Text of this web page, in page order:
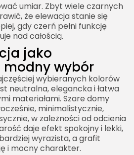
umiar. Zbyt wiele czarnych
że elewacja stanie się
gdy czerń pełni funkcję
nad całością.
jako
modny wybór
wybieranych kolorów
neutralna, elegancka i łatwa
materiałami. Szare domy
minimalistycznie,
w zależności od odcienia
daje efekt spokojny i lekki,
wyrazista, a grafit
i mocny charakter.